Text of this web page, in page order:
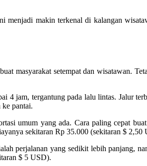
makin terkenal di kalangan
masyarakat setempat dan wisatawan.
4 jam, tergantung pada lalu lintas. Jalur
pantai.
umum yang ada. Cara paling cepat
sekitaran Rp 35.000 (sekitaran $ 2,50
perjalanan yang sedikit lebih panjang,
$ 5 USD).